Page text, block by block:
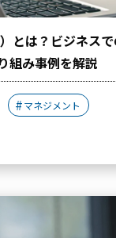
とは？ビジネス
組み事例を解説
マネジメント